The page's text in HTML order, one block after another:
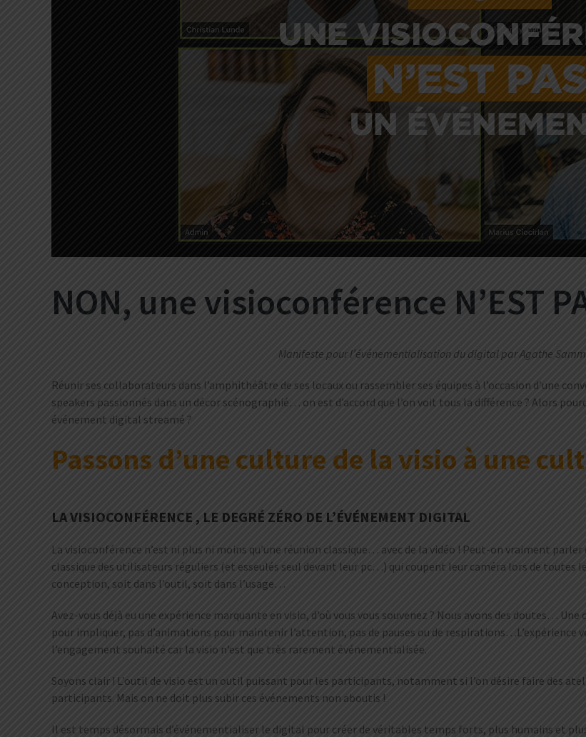
NON, une visioconférence N’EST
Manifeste pour l’événementialisation du digital par Agathe
Réunir ses collaborateurs dans l’amphithéâtre de ses locaux ou rassembler ses équipes à l’occasion d’une
speakers passionnés dans un décor scénographié… on est d’accord que l’on voit tous la différence ? Alors
événement digital streamé ?
Passons d’une culture de la visio à une
LA VISIOCONFÉRENCE , LE DEGRÉ ZÉRO DE L’ÉVÉNEMENT DIGITAL
La visioconférence n’est ni plus ni moins qu’une réunion classique… avec de la vidéo ! Peut-on vraiment
classique des utilisateurs réguliers (et esseulés seul devant leur pc…) qui coupent leur caméra lors de toutes
conception, soit dans l’outil, soit dans l’usage…
Avez-vous déjà eu une expérience marquante en visio, d’où vous vous souvenez ? Nous avons des doutes…
pour impliquer, pas d’animations pour maintenir l’attention, pas de pauses ou de respirations…L’expérience
l’engagement souhaité car la visio n’est que très rarement événementialisée.
Soyons clair ! L’outil de visio est un outil puissant pour les participants, notamment si l’on désire faire des
participants. Mais on ne doit plus subir ces événements non aboutis !
Il est temps désormais d’événementialiser le digital pour créer de véritables temps forts, plus humains et